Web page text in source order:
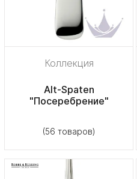
Коллекция
Alt-Spaten
"Посеребрение"
(56 товаров)